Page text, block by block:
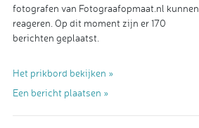
fotografen van Fotograafopmaat.nl kunnen
reageren. Op dit moment zijn er 170
berichten geplaatst.
Het prikbord bekijken »
Een bericht plaatsen »